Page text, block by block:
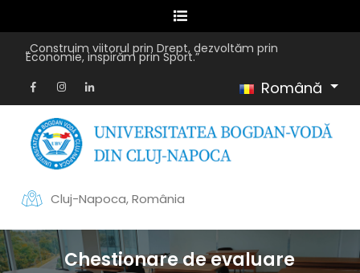
„Construim viitorul prin Drept, dezvoltăm prin
Economie, inspirăm prin Sport.”
Română
Cluj-Napoca, România
Chestionare de evaluare